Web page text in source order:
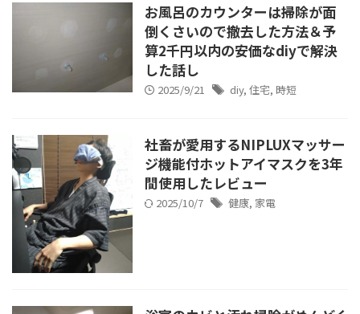
お風呂のカウンターは掃除が面
倒くさいので撤去した方法＆予
算2千円以内の安価なdiyで解決
した話し
2025/9/21 diy, 住宅, 時短
社畜が愛用するNIPLUXマッサー
ジ機能付ホットアイマスクを3年
間使用したレビュー
2025/10/7 健康, 家電